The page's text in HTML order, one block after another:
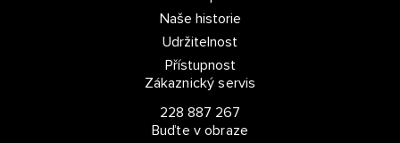
Naše historie
Udržitelnost
Přístupnost
Zákaznický servis
228 887 267
Buďte v obraze